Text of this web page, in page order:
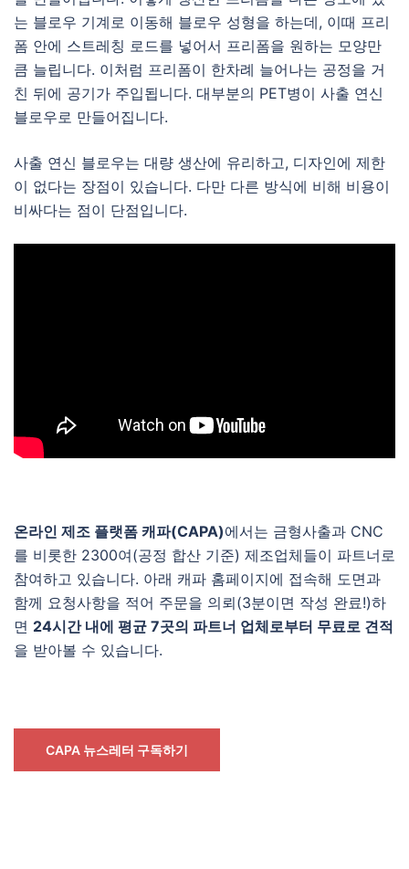
는 블로우 기계로 이동해 블로우 성형을 하는데, 이때 프리
폼 안에 스트레칭 로드를 넣어서 프리폼을 원하는 모양만
큼 늘립니다. 이처럼 프리폼이 한차례 늘어나는 공정을 거
친 뒤에 공기가 주입됩니다. 대부분의 PET병이 사출 연신
블로우로 만들어집니다.
사출 연신 블로우는 대량 생산에 유리하고, 디자인에 제한
이 없다는 장점이 있습니다. 다만 다른 방식에 비해 비용이
비싸다는 점이 단점입니다.
온라인 제조 플랫폼 캐파(CAPA)에서는 금형사출과 CNC
를 비롯한 2300여(공정 합산 기준) 제조업체들이 파트너로
참여하고 있습니다. 아래 캐파 홈페이지에 접속해 도면과
함께 요청사항을 적어 주문을 의뢰(3분이면 작성 완료!)하
면 24시간 내에 평균 7곳의 파트너 업체로부터 무료로 견적
을 받아볼 수 있습니다.
CAPA 뉴스레터 구독하기